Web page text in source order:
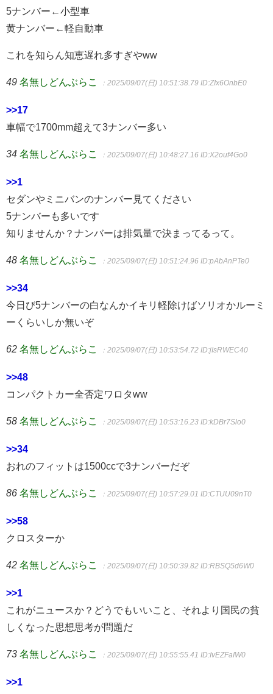
5ナンバー←小型車
黄ナンバー←軽自動車
これを知らん知恵遅れ多すぎやww
49 名無しどんぶらこ ：2025/09/07(日) 10:51:38.79 ID:ZIx6OnbE0
>>17
車幅で1700mm超えて3ナンバー多い
34 名無しどんぶらこ ：2025/09/07(日) 10:48:27.16 ID:X2ouf4Go0
>>1
セダンやミニバンのナンバー見てください
5ナンバーも多いです
知りませんか？ナンバーは排気量で決まってるって。
48 名無しどんぶらこ ：2025/09/07(日) 10:51:24.96 ID:pAbAnPTe0
>>34
今日び5ナンバーの白なんかイキリ軽除けばソリオかルーミ
ーくらいしか無いぞ
62 名無しどんぶらこ ：2025/09/07(日) 10:53:54.72 ID:jIsRWEC40
>>48
コンパクトカー全否定ワロタww
58 名無しどんぶらこ ：2025/09/07(日) 10:53:16.23 ID:kDBr7Slo0
>>34
おれのフィットは1500ccで3ナンバーだぞ
86 名無しどんぶらこ ：2025/09/07(日) 10:57:29.01 ID:CTUU09nT0
>>58
クロスターか
42 名無しどんぶらこ ：2025/09/07(日) 10:50:39.82 ID:RBSQ5d6W0
>>1
これがニュースか？どうでもいいこと、それより国民の貧
しくなった思想思考が問題だ
73 名無しどんぶらこ ：2025/09/07(日) 10:55:55.41 ID:IvEZFaIW0
>>1